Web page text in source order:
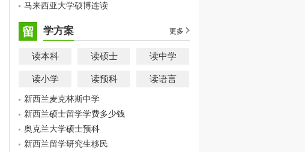
马来西亚大学硕博连读
留 学方案 更多
读本科 读硕士 读中学
读小学 读预科 读语言
新西兰麦克林斯中学
新西兰硕士留学学费多少钱
奥克兰大学硕士预科
新西兰留学研究生移民